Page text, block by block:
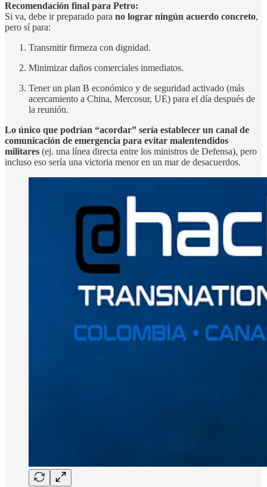
Recomendación final para Petro:
Si va, debe ir preparado para no lograr ningún acuerdo concreto,
pero sí para:
Transmitir firmeza con dignidad.
Minimizar daños comerciales inmediatos.
Tener un plan B económico y de seguridad activado (más
acercamiento a China, Mercosur, UE) para el día después de
la reunión.
Lo único que podrían “acordar” sería establecer un canal de
comunicación de emergencia para evitar malentendidos
militares (ej. una línea directa entre los ministros de Defensa), pero
incluso eso sería una victoria menor en un mar de desacuerdos.